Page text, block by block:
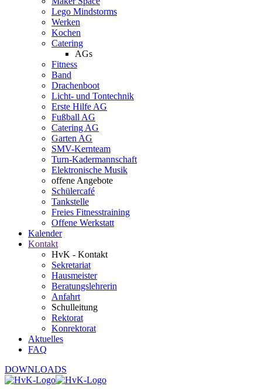
Lego Mindstorms
Werken
Kochen
Catering
AGs
Fitness
Band
Drachenboot
Licht- und Tontechnik
Erste Hilfe AG
Fußball AG
Catering AG
Garten AG
SMV-Kernteam
Turn-Kadermannschaft
Elektronische Musik
offene Angebote
Schülercafé
Tankstelle
Freies Fitnesstraining
Offene Werkstatt
Kalender
Kontakt
HvK - Kontakt
Sekretariat
Hausmeister
Beratungslehrerin
Anfahrt
Schulleitung
Rektorat
Konrektorat
Aktuelles
FAQ
DOWNLOADS